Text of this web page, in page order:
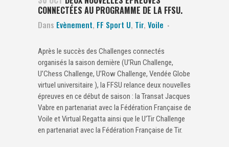
CONNECTÉES AU PROGRAMME DE LA FFSU.
Dans Evènement, FF Sport U, Tir, Voile
Après le succès des Challenges connectés
organisés la saison dernière (U’Run Challenge,
U’Chess Challenge, U’Row Challenge, Vendée Globe
virtuel universitaire ), la FFSU relance deux nouvelles
épreuves en ce début de saison : la Transat Jacques
Vabre en partenariat avec la Fédération Française de
Voile et Virtual Regatta ainsi que le U’Tir Challenge
en partenariat avec la Fédération Française de Tir.